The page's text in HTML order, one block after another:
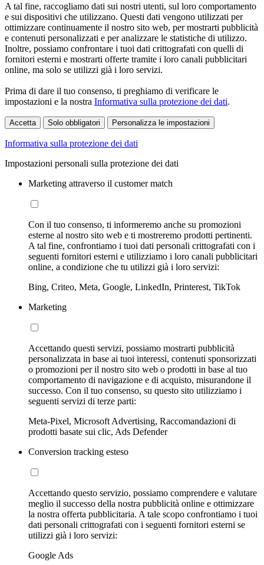
A tal fine, raccogliamo dati sui nostri utenti, sul loro comportamento
e sui dispositivi che utilizzano. Questi dati vengono utilizzati per
ottimizzare continuamente il nostro sito web, per mostrarti pubblicità
e contenuti personalizzati e per analizzare le statistiche di utilizzo.
Inoltre, possiamo confrontare i tuoi dati crittografati con quelli di
fornitori esterni e mostrarti offerte tramite i loro canali pubblicitari
online, ma solo se utilizzi già i loro servizi.
Prima di dare il tuo consenso, ti preghiamo di verificare le
impostazioni e la nostra Informativa sulla protezione dei dati.
Accetta Solo obbligatori Personalizza le impostazioni
Informativa sulla protezione dei dati
Impostazioni personali sulla protezione dei dati
Marketing attraverso il customer match
Con il tuo consenso, ti informeremo anche su promozioni
esterne al nostro sito web e ti mostreremo prodotti pertinenti.
A tal fine, confrontiamo i tuoi dati personali crittografati con i
seguenti fornitori esterni e utilizziamo i loro canali pubblicitari
online, a condizione che tu utilizzi già i loro servizi:
Bing, Criteo, Meta, Google, LinkedIn, Printerest, TikTok
Marketing
Accettando questi servizi, possiamo mostrarti pubblicità
personalizzata in base ai tuoi interessi, contenuti sponsorizzati
o promozioni per il nostro sito web o prodotti in base al tuo
comportamento di navigazione e di acquisto, misurandone il
successo. Con il tuo consenso, su questo sito utilizziamo i
seguenti servizi di terze parti:
Meta-Pixel, Microsoft Advertising, Raccomandazioni di
prodotti basate sui clic, Ads Defender
Conversion tracking esteso
Accettando questo servizio, possiamo comprendere e valutare
meglio il successo della nostra pubblicità online e ottimizzare
la nostra offerta pubblicitaria. A tale scopo confrontiamo i tuoi
dati personali crittografati con i seguenti fornitori esterni se
utilizzi già i loro servizi:
Google Ads